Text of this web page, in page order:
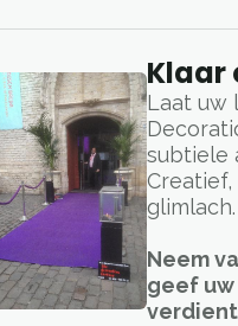
Klaar
Laat uw
subtiele
glimlach.
Neem
geef